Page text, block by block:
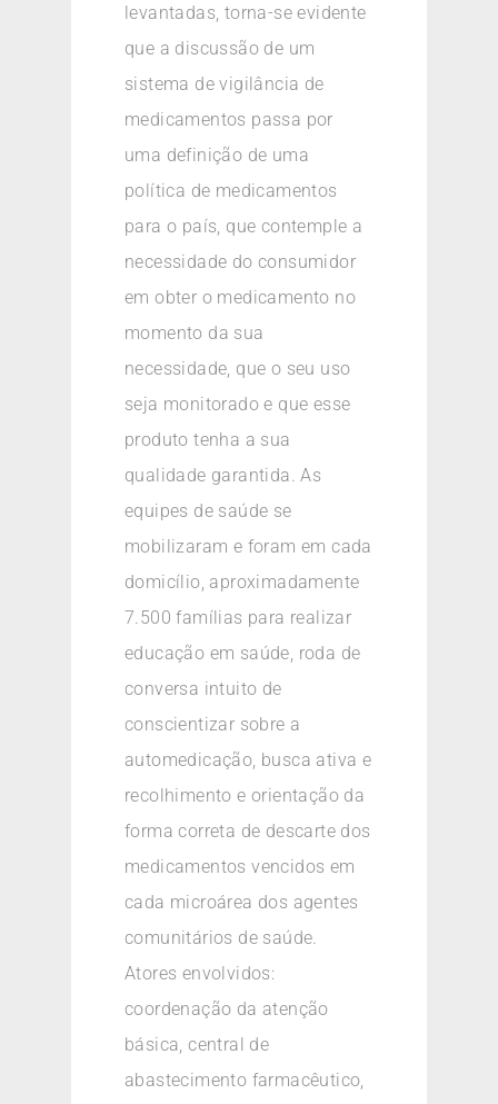
levantadas, torna-se evidente
que a discussão de um
sistema de vigilância de
medicamentos passa por
uma definição de uma
política de medicamentos
para o país, que contemple a
necessidade do consumidor
em obter o medicamento no
momento da sua
necessidade, que o seu uso
seja monitorado e que esse
produto tenha a sua
qualidade garantida. As
equipes de saúde se
mobilizaram e foram em cada
domicílio, aproximadamente
7.500 famílias para realizar
educação em saúde, roda de
conversa intuito de
conscientizar sobre a
automedicação, busca ativa e
recolhimento e orientação da
forma correta de descarte dos
medicamentos vencidos em
cada microárea dos agentes
comunitários de saúde.
Atores envolvidos:
coordenação da atenção
básica, central de
abastecimento farmacêutico,